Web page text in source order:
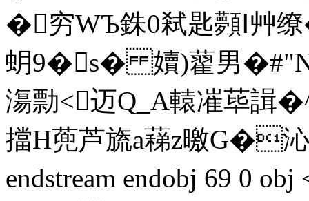
�穷WЪ銖0弒匙顭Ⅰ
蚏9�s� 嬻)藋男
漡勡<迈Q_A轅凗荜諿
擋H蔸芦旒a蕛z曒G�
endstream endobj 69 0